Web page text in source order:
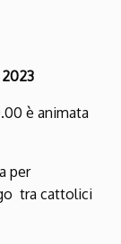
è animata
per
tra cattolici